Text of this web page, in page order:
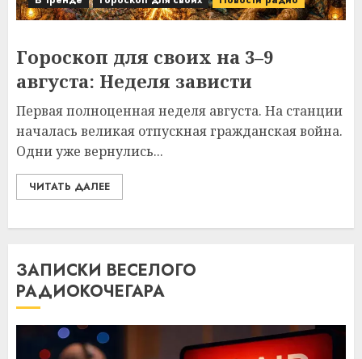
Гороскоп для своих на 3–9
августа: Неделя зависти
Первая полноценная неделя августа. На станции
началась великая отпускная гражданская война.
Одни уже вернулись...
ЧИТАТЬ ДАЛЕЕ
ЗАПИСКИ ВЕСЕЛОГО
РАДИОКОЧЕГАРА